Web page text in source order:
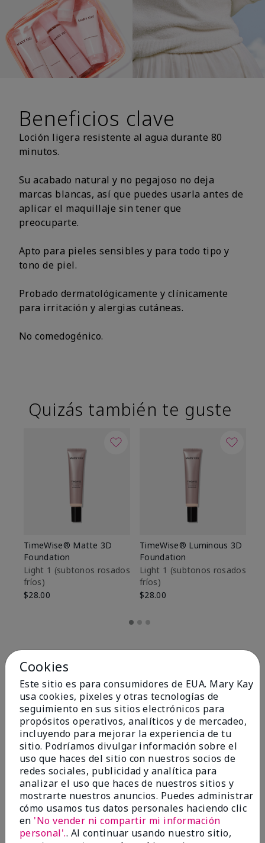
Beneficios clave
Loción ligera resistente al agua durante 80
minutos.
Su acabado natural y no pegajoso no deja
marcas blancas, así que puedes usarla antes de
aplicar el maquillaje sin tener que
preocuparte.
Apto para pieles sensibles y para todo tipo y
tono de piel.
Probado dermatológicamente y clínicamente
para irritación y alergias cutáneas.
No comedogénico.
Quizás también te guste
TimeWise® Matte 3D
Foundation
Light 1​ (subtonos rosados
fríos)
$28.00
TimeWise® Luminous 3D
Foundation
Light 1​ (subtonos rosados
fríos)
$28.00
OPINIONES
4.8
Cookies
Este sitio es para consumidores de EUA. Mary Kay
usa cookies, pixeles y otras tecnologías de
seguimiento en sus sitios electrónicos para
propósitos operativos, analíticos y de mercadeo,
incluyendo para mejorar la experiencia de tu
sitio. Podríamos divulgar información sobre el
uso que haces del sitio con nuestros socios de
redes sociales, publicidad y analítica para
analizar el uso que haces de nuestros sitios y
mostrarte nuestros anuncios. Puedes administrar
cómo usamos tus datos personales haciendo clic
en 'No vender ni compartir mi información
personal'.. Al continuar usando nuestro sitio,